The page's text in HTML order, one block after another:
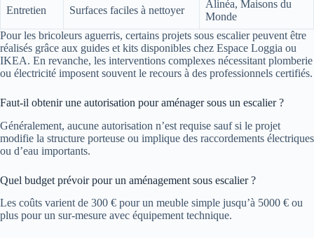
Entretien Surfaces faciles à nettoyer
Alinéa, Maisons du
Monde
Pour les bricoleurs aguerris, certains projets sous escalier peuvent être
réalisés grâce aux guides et kits disponibles chez Espace Loggia ou
IKEA. En revanche, les interventions complexes nécessitant plomberie
ou électricité imposent souvent le recours à des professionnels certifiés.
Faut-il obtenir une autorisation pour aménager sous un escalier ?
Généralement, aucune autorisation n’est requise sauf si le projet
modifie la structure porteuse ou implique des raccordements électriques
ou d’eau importants.
Quel budget prévoir pour un aménagement sous escalier ?
Les coûts varient de 300 € pour un meuble simple jusqu’à 5000 € ou
plus pour un sur-mesure avec équipement technique.